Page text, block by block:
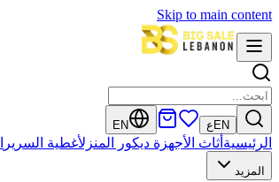
Skip to main content
EN ع EN
الرئيسية أثاث الأجهزة ديكور المنزلأغطية السرير
المزيد